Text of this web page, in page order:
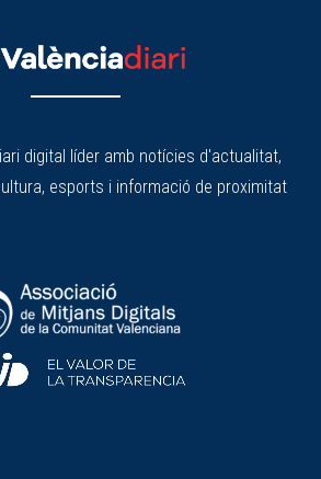
digital líder amb notícies d'actualitat,
esports i informació de proximitat